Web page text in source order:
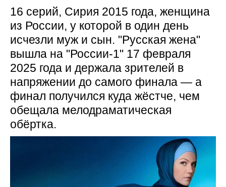
16 серий, Сирия 2015 года, женщина
из России, у которой в один день
исчезли муж и сын. "Русская жена"
вышла на "России-1" 17 февраля
2025 года и держала зрителей в
напряжении до самого финала — а
финал получился куда жёстче, чем
обещала мелодраматическая
обёртка.